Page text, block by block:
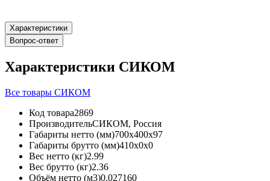
Характеристики
Вопрос-ответ
Характеристики СИКОМ
Все товары СИКОМ
Код товара2869
ПроизводительСИКОМ, Россия
Габариты нетто (мм)700x400x97
Габариты брутто (мм)410x0x0
Вес нетто (кг)2.99
Вес брутто (кг)2.36
Объём нетто (м3)0,027160